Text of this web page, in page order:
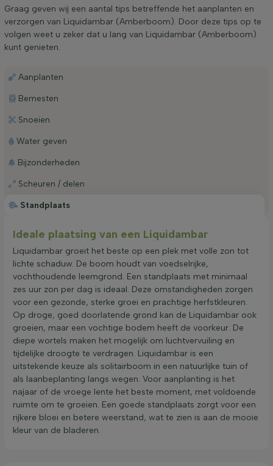
Graag geven wij een aantal tips betreffende het aanplanten en
verzorgen van Liquidambar (Amberboom). Door deze tips op te
volgen weet u zeker dat u lang van Liquidambar (Amberboom)
kunt genieten.
Standplaats
Aanplanten
Bemesten
Snoeien
Water geven
Bijzonderheden
Scheuren / delen
Ideale plaatsing van een Liquidambar
Liquidambar groeit het beste op een plek met volle zon tot
lichte schaduw. De boom houdt van voedselrijke,
vochthoudende leemgrond. Een standplaats met minimaal
zes uur zon per dag is ideaal. Deze omstandigheden zorgen
voor een gezonde, sterke groei en prachtige herfstkleuren.
Op droge, goed doorlatende grond kan de Liquidambar ook
groeien, maar een vochtige bodem heeft de voorkeur. De
diepe wortels maken het mogelijk om luchtvervuiling en
tijdelijke droogte te verdragen. Liquidambar is een
uitstekende keuze als solitairboom in een natuurlijke tuin of
als laanbeplanting langs wegen. Voor aanplanting is het
najaar of de vroege lente het beste moment, met voldoende
ruimte om te groeien. Een goede standplaats zorgt voor een
rijkere bloei en betere weerstand, wat te zien is aan de mooie
kleur van de bladeren.